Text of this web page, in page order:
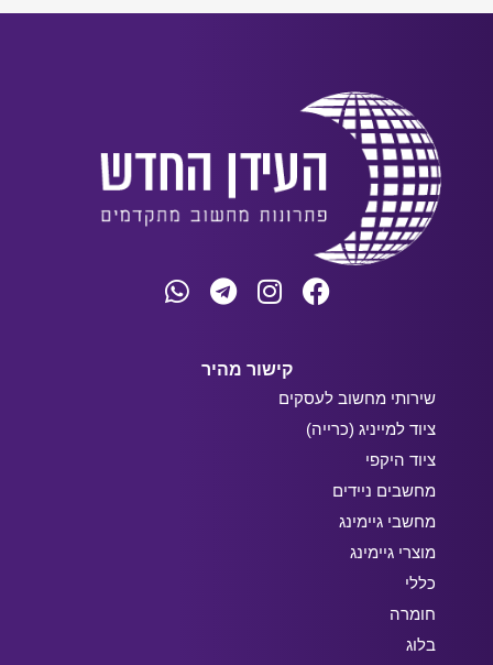
קישור מהיר
שירותי מחשוב לעסקים
ציוד למייניג (כרייה)
ציוד היקפי
מחשבים ניידים
מחשבי גיימינג
מוצרי גיימינג
כללי
חומרה
בלוג